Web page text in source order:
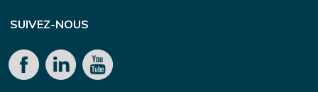
SUIVEZ-NOUS